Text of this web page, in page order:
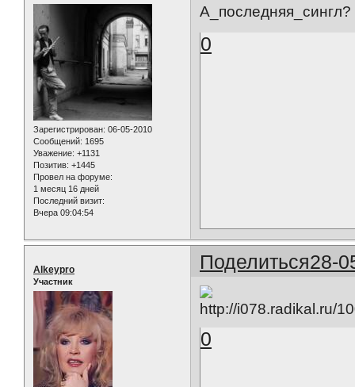
Зарегистрирован: 06-05-2010
Сообщений: 1695
Уважение: +1131
Позитив: +1445
Провел на форуме:
1 месяц 16 дней
Последний визит:
Вчера 09:04:54
А_последняя_сингл?
0
Поделиться28-
Alkeypro
Участник
0